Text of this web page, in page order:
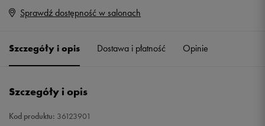
Rozmiary EU
Sprawdź dostępność w salonach
Szczegóły i opis Dostawa i płatność Opinie
Szczegóły i opis
Kod produktu: 36123901